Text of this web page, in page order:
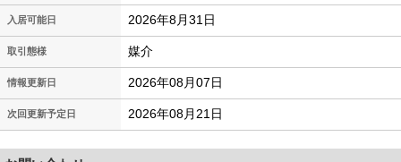
入居可能日 2026年8月31日
取引態様 媒介
情報更新日 2026年08月07日
次回更新予定日 2026年08月21日